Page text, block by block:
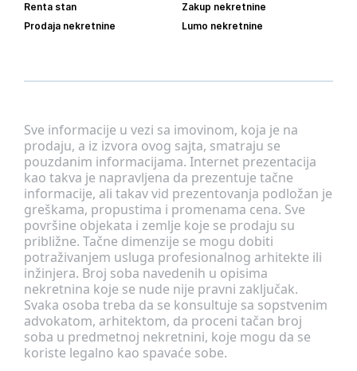
Sve informacije u vezi sa imovinom, koja je na
prodaju, a iz izvora ovog sajta, smatraju se
pouzdanim informacijama. Internet prezentacija
kao takva je napravljena da prezentuje tačne
informacije, ali takav vid prezentovanja podložan je
greškama, propustima i promenama cena. Sve
površine objekata i zemlje koje se prodaju su
približne. Tačne dimenzije se mogu dobiti
potraživanjem usluga profesionalnog arhitekte ili
inžinjera. Broj soba navedenih u opisima
nekretnina koje se nude nije pravni zaključak.
Svaka osoba treba da se konsultuje sa sopstvenim
advokatom, arhitektom, da proceni tačan broj
soba u predmetnoj nekretnini, koje mogu da se
koriste legalno kao spavaće sobe.
Renta stan
Zakup nekretnine
Prodaja nekretnine
Lumo nekretnine